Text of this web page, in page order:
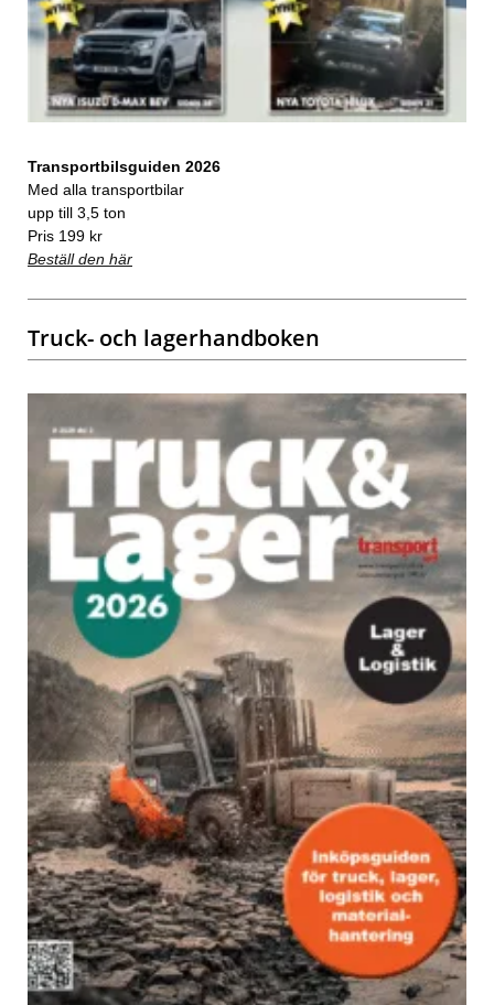
Transportbilsguiden 2026
Med alla transportbilar
upp till 3,5 ton
Pris 199 kr
Beställ den här
Truck- och lagerhandboken